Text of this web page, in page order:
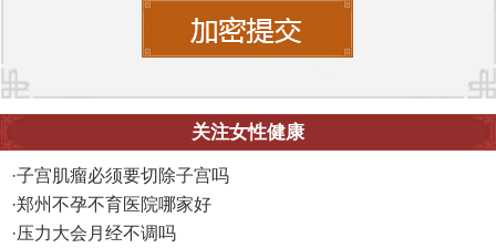
关注女性健康
·子宫肌瘤必须要切除子宫吗
·郑州不孕不育医院哪家好
·压力大会月经不调吗